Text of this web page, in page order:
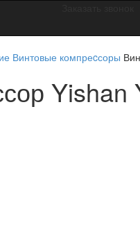
Винтовые компреcсоры